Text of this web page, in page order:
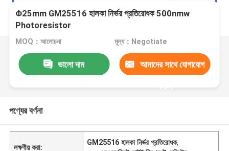
Φ25mm GM25516 হালকা নির্ভর প্রতিরোধক 500nmw
Photoresistor
MOQ：আলোচনা মূল্য：Negotiate
ভালো দাম আমাদের সাথে যোগাযোগ
করুন
পণ্যের বর্ণনা
লক্ষণীয় করা:
GM25516 হালকা নির্ভর প্রতিরোধক,